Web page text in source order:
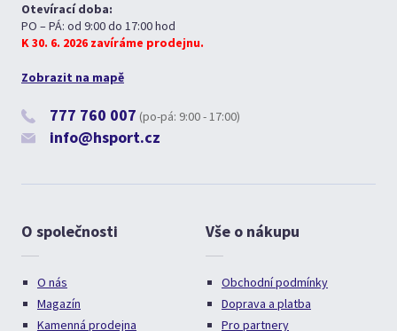
Otevírací doba:
PO – PÁ: od 9:00 do 17:00 hod
K 30. 6. 2026 zavíráme prodejnu.
Zobrazit na mapě
777 760 007 (po-pá: 9:00 - 17:00)
info@hsport.cz
O společnosti
O nás
Magazín
Kamenná prodejna
Vše o nákupu
Obchodní podmínky
Doprava a platba
Pro partnery